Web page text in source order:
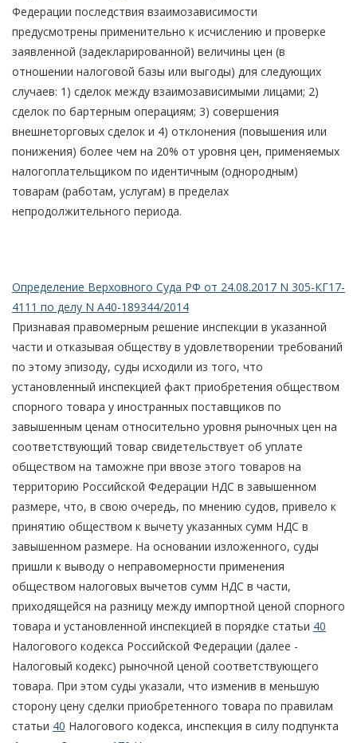
Федерации последствия взаимозависимости
предусмотрены применительно к исчислению и проверке
заявленной (задекларированной) величины цен (в
отношении налоговой базы или выгоды) для следующих
случаев: 1) сделок между взаимозависимыми лицами; 2)
сделок по бартерным операциям; 3) совершения
внешнеторговых сделок и 4) отклонения (повышения или
понижения) более чем на 20% от уровня цен, применяемых
налогоплательщиком по идентичным (однородным)
товарам (работам, услугам) в пределах
непродолжительного периода.
Определение Верховного Суда РФ от 24.08.2017 N 305-КГ17-
4111 по делу N А40-189344/2014
Признавая правомерным решение инспекции в указанной
части и отказывая обществу в удовлетворении требований
по этому эпизоду, суды исходили из того, что
установленный инспекцией факт приобретения обществом
спорного товара у иностранных поставщиков по
завышенным ценам относительно уровня рыночных цен на
соответствующий товар свидетельствует об уплате
обществом на таможне при ввозе этого товаров на
территорию Российской Федерации НДС в завышенном
размере, что, в свою очередь, по мнению судов, привело к
принятию обществом к вычету указанных сумм НДС в
завышенном размере. На основании изложенного, суды
пришли к выводу о неправомерности применения
обществом налоговых вычетов сумм НДС в части,
приходящейся на разницу между импортной ценой спорного
товара и установленной инспекцией в порядке статьи 40
Налогового кодекса Российской Федерации (далее -
Налоговый кодекс) рыночной ценой соответствующего
товара. При этом суды указали, что изменив в меньшую
сторону цену сделки приобретенного товара по правилам
статьи 40 Налогового кодекса, инспекция в силу подпункта